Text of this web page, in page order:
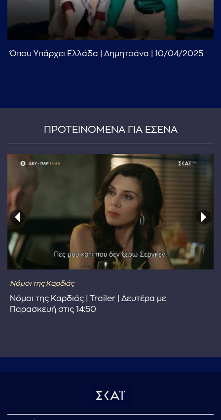
Όπου Υπάρχει Ελλάδα | Δημητσάνα | 10/04/2025
ΠΡΟΤΕΙΝΟΜΕΝΑ ΓΙΑ ΕΣΕΝΑ
Νόμοι της Καρδιάς
Νόμοι της Καρδιάς | Trailer | Δευτέρα με
Παρασκευή στις 14:50